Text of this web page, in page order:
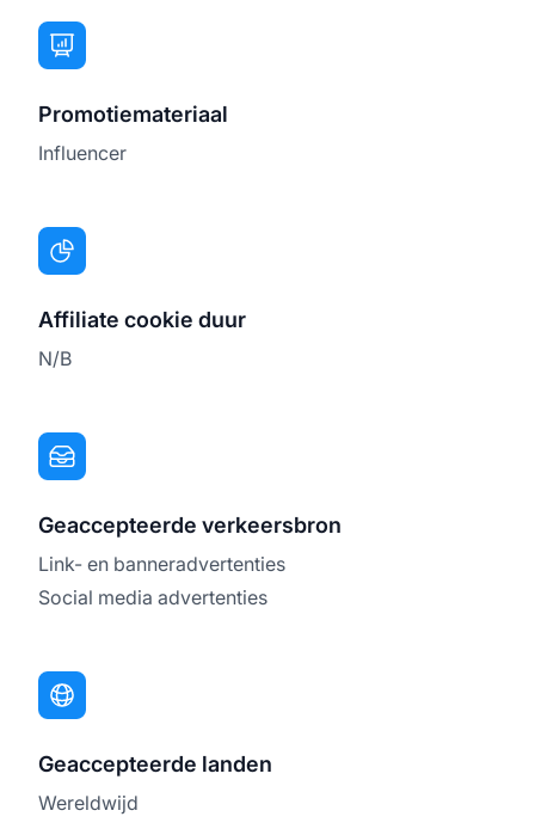
Promotiemateriaal
Influencer
Affiliate cookie duur
N/B
Geaccepteerde verkeersbron
Link- en banneradvertenties
Social media advertenties
Geaccepteerde landen
Wereldwijd